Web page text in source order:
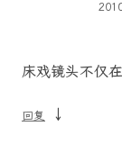
床戏镜头不仅
回复 ↓